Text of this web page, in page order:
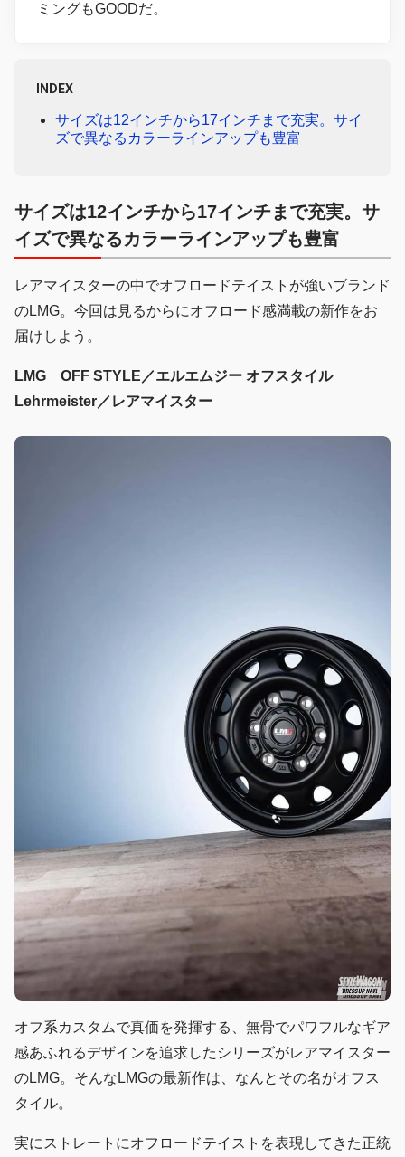
ミングもGOODだ。
INDEX
サイズは12インチから17インチまで充実。サイ
ズで異なるカラーラインアップも豊富
サイズは12インチから17インチまで充実。サ
イズで異なるカラーラインアップも豊富
レアマイスターの中でオフロードテイストが強いブランド
のLMG。今回は見るからにオフロード感満載の新作をお
届けしよう。
LMG OFF STYLE／エルエムジー オフスタイル
Lehrmeister／レアマイスター
オフ系カスタムで真価を発揮する、無骨でパワフルなギア
感あふれるデザインを追求したシリーズがレアマイスター
のLMG。そんなLMGの最新作は、なんとその名がオフス
タイル。
実にストレートにオフロードテイストを表現してきた正統